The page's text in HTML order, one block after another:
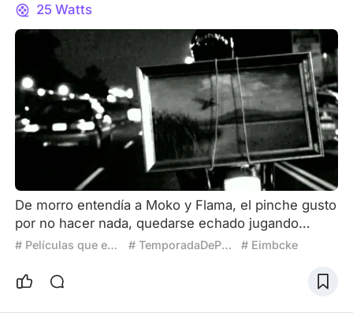
25 Watts
De morro entendía a Moko y Flama, el pinche gusto
por no hacer nada, quedarse echado jugando
videojuegos y así crecí hasta que de repente, me di
que no podía quedarme echado haciendo nada y
# Películas que entendí al crecer # TemporadaDePatos # Eimbcke